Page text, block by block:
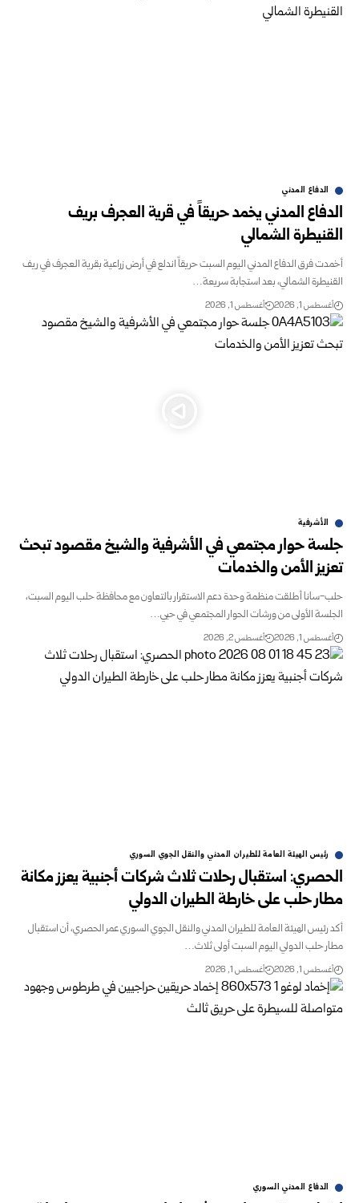
الدفاع المدني
الدفاع المدني يخمد حريقاً في قرية العجرف بريف
القنيطرة الشمالي
أخمدت فرق الدفاع المدني اليوم السبت حريقاً اندلع في أرض زراعية بقرية العجرف في ريف
القنيطرة الشمالي، بعد استجابة سريعة…
أغسطس 1, 2026 أغسطس 1, 2026
الأشرفية
جلسة حوار مجتمعي في الأشرفية والشيخ مقصود تبحث
تعزيز الأمن ‏والخدمات ‏
حلب-سانا‏ أطلقت منظمة وحدة دعم الاستقرار بالتعاون مع محافظة حلب اليوم السبت،
‏الجلسة الأولى من ورشات الحوار المجتمعي في حيي…
أغسطس 1, 2026 أغسطس 2, 2026
رئيس الهيئة العامة للطيران المدني والنقل الجوي السوري
الحصري: استقبال رحلات ثلاث شركات أجنبية يعزز مكانة
مطار حلب على ‏خارطة الطيران الدولي
أكد رئيس الهيئة العامة للطيران المدني والنقل الجوي السوري عمر ‏الحصري، أن استقبال
مطار حلب الدولي اليوم السبت أولى ثلاث…
أغسطس 1, 2026 أغسطس 1, 2026
الدفاع المدني السوري